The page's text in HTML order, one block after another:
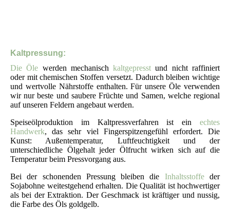
Kaltpressung:
Die Öle werden mechanischkaltgepresst und nicht raffiniert
oder mit chemischen Stoffen versetzt. Dadurch bleiben wichtige
und wertvolle Nährstoffe enthalten. Für unsere Öle verwenden
wir nur beste und saubere Früchte und Samen, welche regional
auf unseren Feldern angebaut werden.
Speiseölproduktion im Kaltpressverfahren ist ein echtes
Handwerk, das sehr viel Fingerspitzengefühl erfordert. Die
Kunst: Außentemperatur, Luftfeuchtigkeit und der
unterschiedliche Ölgehalt jeder Ölfrucht wirken sich auf die
Temperatur beim Pressvorgang aus.
Bei der schonenden Pressung bleiben die Inhaltsstoffeder
Sojabohne weitestgehend erhalten. Die Qualität ist hochwertiger
als bei der Extraktion. Der Geschmack ist kräftiger und nussig,
die Farbe des Öls goldgelb.